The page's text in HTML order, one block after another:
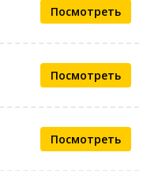
Посмотреть
Посмотреть
Посмотреть